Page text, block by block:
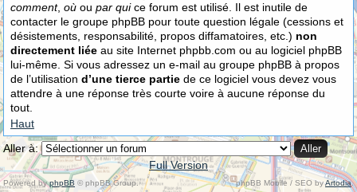
comment, où ou par quice forum est utilisé. Il est inutile de
contacter le groupe phpBB pour toute question légale (cessions et
désistements, responsabilité, propos diffamatoires, etc.) non
directement liée au site Internet phpbb.com ou au logiciel phpBB
lui-même. Si vous adressez un e-mail au groupe phpBB à propos
de l’utilisation d’une tierce partie de ce logiciel vous devez vous
attendre à une réponse très courte voire à aucune réponse du
tout.
Haut
Aller à:
Full Version
Powered byphpBB © phpBB Group. phpBB Mobile / SEO byArtodia.